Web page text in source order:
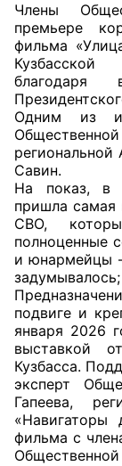
Главная
органах
оказания
О Палате
Члены
премьере
фильма
благодаря
Одним из
Савин.
На показ, в
пришла самая
СВО,
полноценные
и юнармейцы
подвиге и
января 2026
выставкой
Кузбасса.
эксперт
Гапеева,
«Навигаторы
фильма с
Общественной